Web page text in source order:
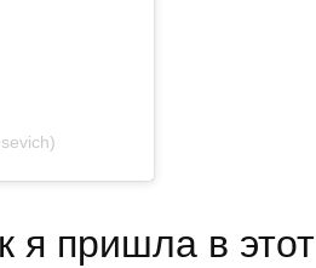
я пришла в этот